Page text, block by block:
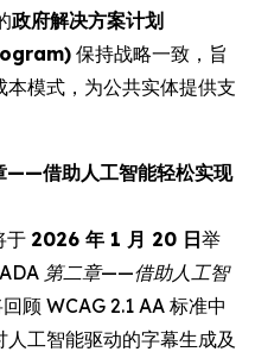
政府解决方案计划
保持战略一致，旨
模式，为公共实体提供支
——借助人工智能轻松实现
于 2026 年 1 月 20 日举
第二章——借助人工智
顾 WCAG 2.1 AA 标准中
工智能驱动的字幕生成及